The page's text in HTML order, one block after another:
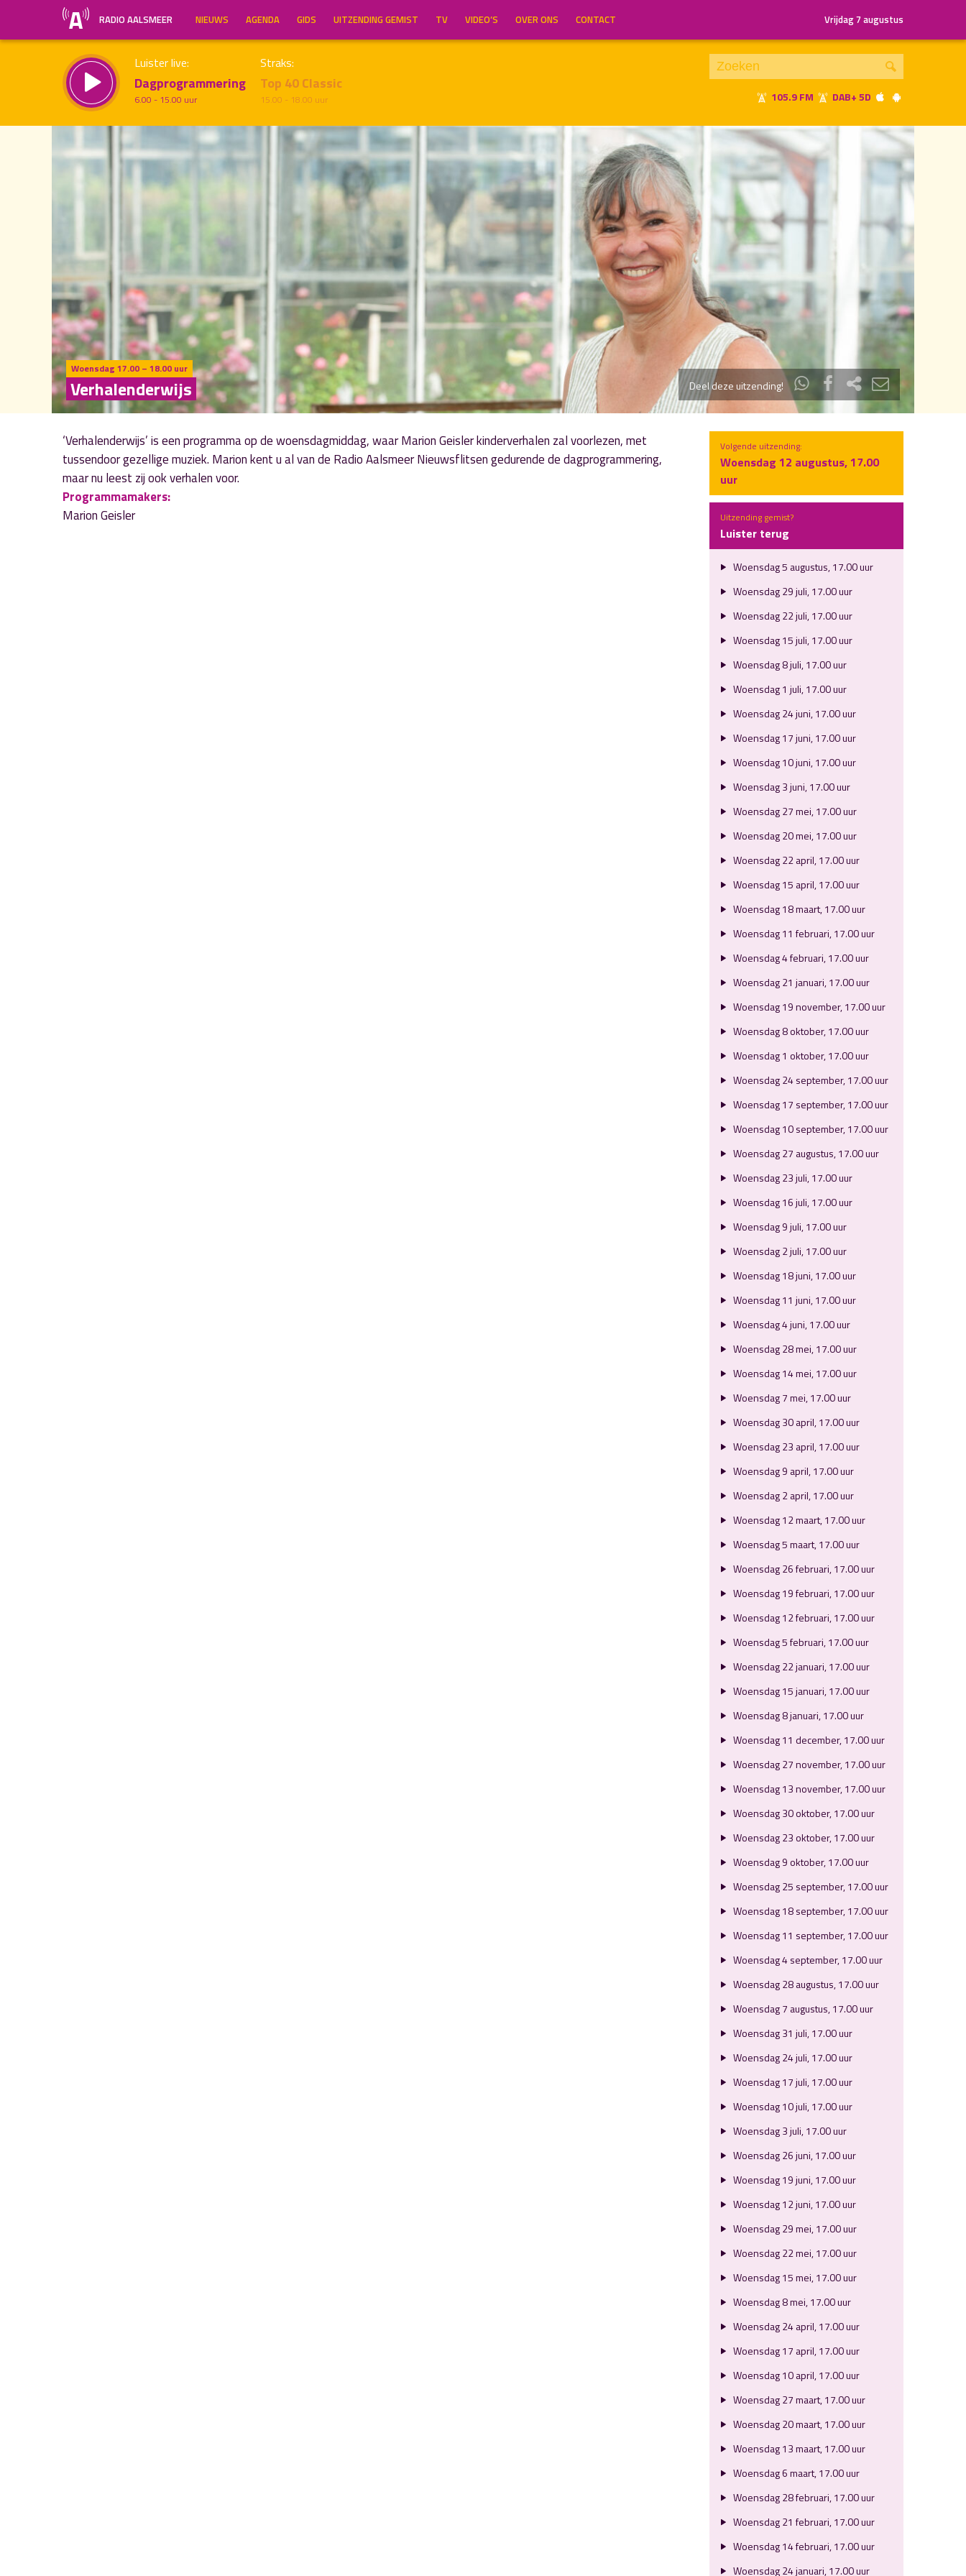
RADIO AALSMEER NIEUWS AGENDA GIDS UITZENDING GEMIST TV VIDEO’S OVER ONS CONTACT Vrijdag 7 augustus
Luister live:
Dagprogrammering
6.00 - 15.00 uur
Straks:
Top 40 Classic
15.00 - 18.00 uur 105.9 FM DAB+ 5D
18.00
Je luistert nu naar
« Vorig uur Volgend uur»
Woensdag 17.00 – 18.00 uur
Verhalenderwijs Deel deze uitzending!
‘Verhalenderwijs’ is een programma op de woensdagmiddag, waar Marion Geisler kinderverhalen zal voorlezen, met
tussendoor gezellige muziek. Marion kent u al van de Radio Aalsmeer Nieuwsflitsen gedurende de dagprogrammering,
maar nu leest zij ook verhalen voor.
Programmamakers:
Marion Geisler
Volgende uitzending:
Woensdag 12 augustus, 17.00
uur
Uitzending gemist?
Luister terug
Woensdag 5 augustus, 17.00 uur
Woensdag 29 juli, 17.00 uur
Woensdag 22 juli, 17.00 uur
Woensdag 15 juli, 17.00 uur
Woensdag 8 juli, 17.00 uur
Woensdag 1 juli, 17.00 uur
Woensdag 24 juni, 17.00 uur
Woensdag 17 juni, 17.00 uur
Woensdag 10 juni, 17.00 uur
Woensdag 3 juni, 17.00 uur
Woensdag 27 mei, 17.00 uur
Woensdag 20 mei, 17.00 uur
Woensdag 22 april, 17.00 uur
Woensdag 15 april, 17.00 uur
Woensdag 18 maart, 17.00 uur
Woensdag 11 februari, 17.00 uur
Woensdag 4 februari, 17.00 uur
Woensdag 21 januari, 17.00 uur
Woensdag 19 november, 17.00 uur
Woensdag 8 oktober, 17.00 uur
Woensdag 1 oktober, 17.00 uur
Woensdag 24 september, 17.00 uur
Woensdag 17 september, 17.00 uur
Woensdag 10 september, 17.00 uur
Woensdag 27 augustus, 17.00 uur
Woensdag 23 juli, 17.00 uur
Woensdag 16 juli, 17.00 uur
Woensdag 9 juli, 17.00 uur
Woensdag 2 juli, 17.00 uur
Woensdag 18 juni, 17.00 uur
Woensdag 11 juni, 17.00 uur
Woensdag 4 juni, 17.00 uur
Woensdag 28 mei, 17.00 uur
Woensdag 14 mei, 17.00 uur
Woensdag 7 mei, 17.00 uur
Woensdag 30 april, 17.00 uur
Woensdag 23 april, 17.00 uur
Woensdag 9 april, 17.00 uur
Woensdag 2 april, 17.00 uur
Woensdag 12 maart, 17.00 uur
Woensdag 5 maart, 17.00 uur
Woensdag 26 februari, 17.00 uur
Woensdag 19 februari, 17.00 uur
Woensdag 12 februari, 17.00 uur
Woensdag 5 februari, 17.00 uur
Woensdag 22 januari, 17.00 uur
Woensdag 15 januari, 17.00 uur
Woensdag 8 januari, 17.00 uur
Woensdag 11 december, 17.00 uur
Woensdag 27 november, 17.00 uur
Woensdag 13 november, 17.00 uur
Woensdag 30 oktober, 17.00 uur
Woensdag 23 oktober, 17.00 uur
Woensdag 9 oktober, 17.00 uur
Woensdag 25 september, 17.00 uur
Woensdag 18 september, 17.00 uur
Woensdag 11 september, 17.00 uur
Woensdag 4 september, 17.00 uur
Woensdag 28 augustus, 17.00 uur
Woensdag 7 augustus, 17.00 uur
Woensdag 31 juli, 17.00 uur
Woensdag 24 juli, 17.00 uur
Woensdag 17 juli, 17.00 uur
Woensdag 10 juli, 17.00 uur
Woensdag 3 juli, 17.00 uur
Woensdag 26 juni, 17.00 uur
Woensdag 19 juni, 17.00 uur
Woensdag 12 juni, 17.00 uur
Woensdag 29 mei, 17.00 uur
Woensdag 22 mei, 17.00 uur
Woensdag 15 mei, 17.00 uur
Woensdag 8 mei, 17.00 uur
Woensdag 24 april, 17.00 uur
Woensdag 17 april, 17.00 uur
Woensdag 10 april, 17.00 uur
Woensdag 27 maart, 17.00 uur
Woensdag 20 maart, 17.00 uur
Woensdag 13 maart, 17.00 uur
Woensdag 6 maart, 17.00 uur
Woensdag 28 februari, 17.00 uur
Woensdag 21 februari, 17.00 uur
Woensdag 14 februari, 17.00 uur
Woensdag 24 januari, 17.00 uur